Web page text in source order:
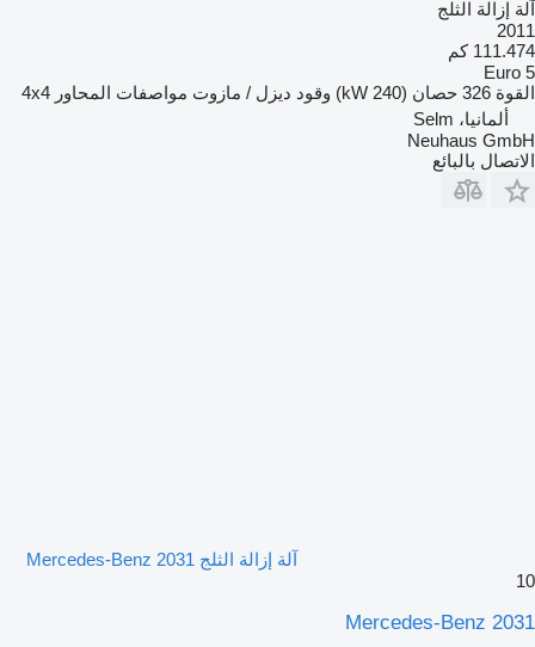
آلة إزالة الثلج
2011
111.474 كم
Euro 5
القوة 326 حصان (240 kW) وقود ديزل / مازوت مواصفات المحاور 4x4
ألمانيا، Selm
Neuhaus GmbH
الاتصال بالبائع
آلة إزالة الثلج Mercedes-Benz 2031
10
Mercedes-Benz 2031